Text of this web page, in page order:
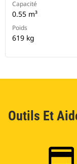
Capacité
0.55 m³
Poids
619 kg
Outils Et